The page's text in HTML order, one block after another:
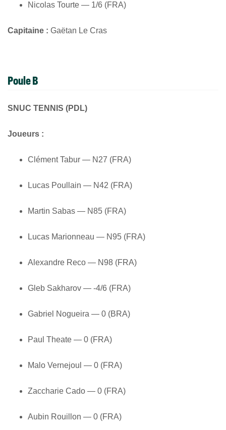
Nicolas Tourte — 1/6 (FRA)
Capitaine : Gaëtan Le Cras
Poule B
SNUC TENNIS (PDL)
Joueurs :
Clément Tabur — N27 (FRA)
Lucas Poullain — N42 (FRA)
Martin Sabas — N85 (FRA)
Lucas Marionneau — N95 (FRA)
Alexandre Reco — N98 (FRA)
Gleb Sakharov — -4/6 (FRA)
Gabriel Nogueira — 0 (BRA)
Paul Theate — 0 (FRA)
Malo Vernejoul — 0 (FRA)
Zaccharie Cado — 0 (FRA)
Aubin Rouillon — 0 (FRA)